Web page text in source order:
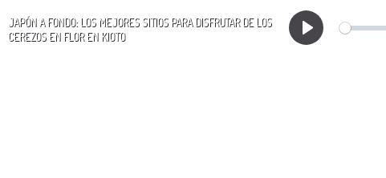
JAPÓN A FONDO: LOS MEJORES SITIOS PARA DISFRUTAR DE LOS
CEREZOS EN FLOR EN KIOTO
Play